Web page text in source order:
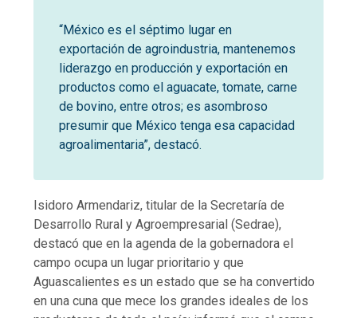
“México es el séptimo lugar en
exportación de agroindustria, mantenemos
liderazgo en producción y exportación en
productos como el aguacate, tomate, carne
de bovino, entre otros; es asombroso
presumir que México tenga esa capacidad
agroalimentaria”, destacó.
Isidoro Armendariz, titular de la Secretaría de
Desarrollo Rural y Agroempresarial (Sedrae),
destacó que en la agenda de la gobernadora el
campo ocupa un lugar prioritario y que
Aguascalientes es un estado que se ha convertido
en una cuna que mece los grandes ideales de los